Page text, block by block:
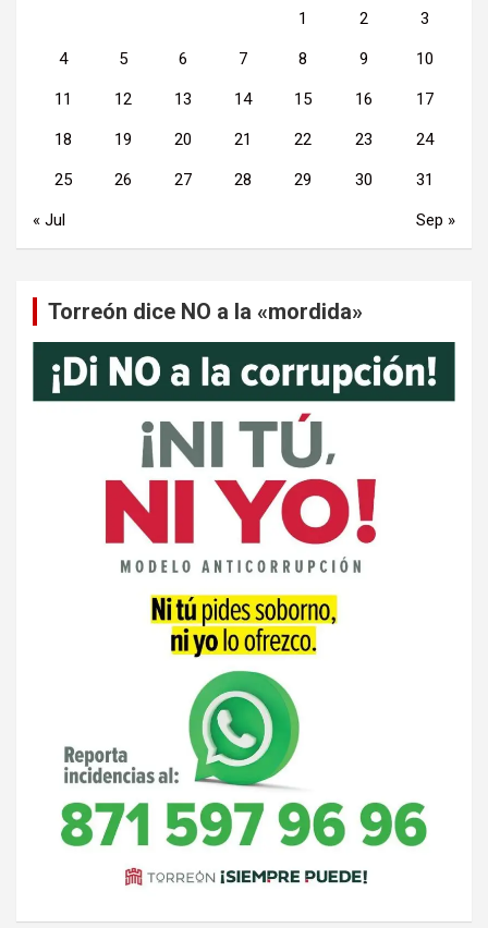
1 2 3
4 5 6 7 8 9 10
11 12 13 14 15 16 17
18 19 20 21 22 23 24
25 26 27 28 29 30 31
« Jul Sep »
Torreón dice NO a la «mordida»